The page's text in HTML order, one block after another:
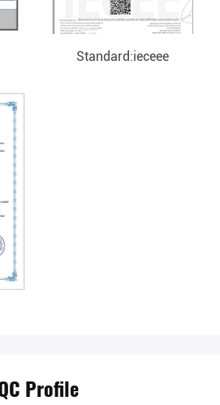
Standard:ieceee
Profile